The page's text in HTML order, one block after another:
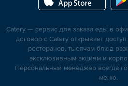
Catery — сервис для заказа еды в
договор с Catery открывает
ресторанов, тысячам блюд
эксклюзивным акциям и
Персональный менеджер всегда
меню.